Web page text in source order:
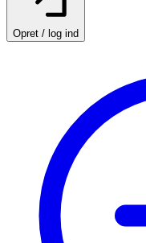
Opret / log ind